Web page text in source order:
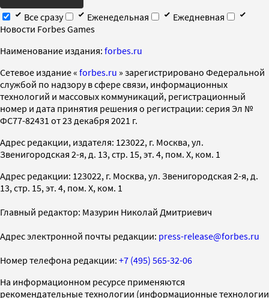
Все сразу
Еженедельная
Ежедневная
Новости Forbes Games
Наименование издания: forbes.ru
Cетевое издание « forbes.ru » зарегистрировано Федеральной
службой по надзору в сфере связи, информационных
технологий и массовых коммуникаций, регистрационный
номер и дата принятия решения о регистрации: серия Эл №
ФС77-82431 от 23 декабря 2021 г.
Адрес редакции, издателя: 123022, г. Москва, ул.
Звенигородская 2-я, д. 13, стр. 15, эт. 4, пом. X, ком. 1
Адрес редакции: 123022, г. Москва, ул. Звенигородская 2-я, д.
13, стр. 15, эт. 4, пом. X, ком. 1
Главный редактор: Мазурин Николай Дмитриевич
Адрес электронной почты редакции: press-release@forbes.ru
Номер телефона редакции: +7 (495) 565-32-06
На информационном ресурсе применяются
рекомендательные технологии (информационные технологии